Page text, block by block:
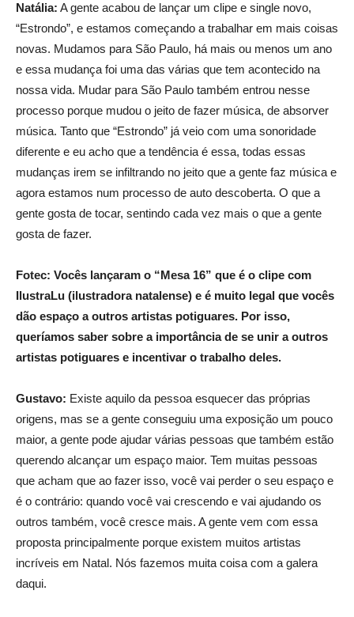
Natália: A gente acabou de lançar um clipe e single novo,
“Estrondo”, e estamos começando a trabalhar em mais coisas
novas. Mudamos para São Paulo, há mais ou menos um ano
e essa mudança foi uma das várias que tem acontecido na
nossa vida. Mudar para São Paulo também entrou nesse
processo porque mudou o jeito de fazer música, de absorver
música. Tanto que “Estrondo” já veio com uma sonoridade
diferente e eu acho que a tendência é essa, todas essas
mudanças irem se infiltrando no jeito que a gente faz música e
agora estamos num processo de auto descoberta. O que a
gente gosta de tocar, sentindo cada vez mais o que a gente
gosta de fazer.
Fotec: Vocês lançaram o “Mesa 16” que é o clipe com
IlustraLu (ilustradora natalense) e é muito legal que vocês
dão espaço a outros artistas potiguares. Por isso,
queríamos saber sobre a importância de se unir a outros
artistas potiguares e incentivar o trabalho deles.
Gustavo: Existe aquilo da pessoa esquecer das próprias
origens, mas se a gente conseguiu uma exposição um pouco
maior, a gente pode ajudar várias pessoas que também estão
querendo alcançar um espaço maior. Tem muitas pessoas
que acham que ao fazer isso, você vai perder o seu espaço e
é o contrário: quando você vai crescendo e vai ajudando os
outros também, você cresce mais. A gente vem com essa
proposta principalmente porque existem muitos artistas
incríveis em Natal. Nós fazemos muita coisa com a galera
daqui.